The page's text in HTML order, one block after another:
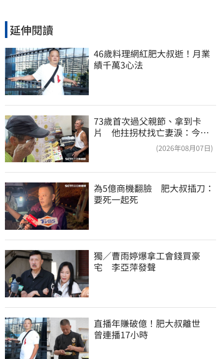
延伸閱讀
46歲料理網紅肥大叔逝！月業
績千萬3心法
73歲首次過父親節、拿到卡
片 他拄拐杖找亡妻淚：今天
好多人來幫我慶祝(2026年08月07日)
為5億商機翻臉　肥大叔插刀：
要死一起死
獨／曹雨婷爆拿工會錢買豪
宅　李亞萍發聲
直播年賺破億！肥大叔離世
曾連播17小時